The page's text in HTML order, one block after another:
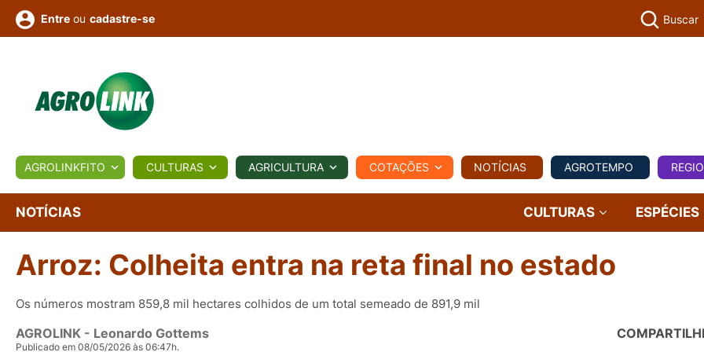
BIOLÓGICOS COTAÇÕES NOTÍCIAS AGROTEMPO REGIONAL COMERCIAL AGROVIAGENS
Conversor Colunistas Eventos
Fotos
e
Vídeos
Entre ou cadastre-se Buscar
AGROLINKFITO CULTURAS AGRICULTURA COTAÇÕES NOTÍCIAS AGROTEMPO
NOTÍCIAS CULTURAS ESPÉCIES
Arroz: Colheita entra na reta final no estado
Os números mostram 859,8 mil hectares colhidos de um total semeado de 891,9 mil
AGROLINK - Leonardo Gottems
Publicado em 08/05/2026 às 06:47h.